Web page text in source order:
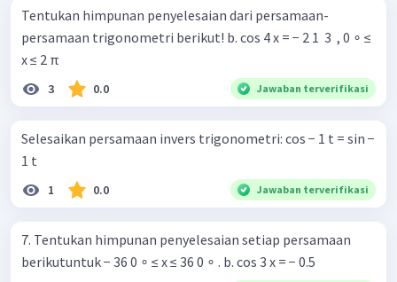
Tentukan himpunan penyelesaian dari persamaan-
persamaan trigonometri berikut! b. cos 4 x = − 2 1 ​ 3 ​ , 0 ∘ ≤
x ≤ 2 π
3 0.0 Jawaban terverifikasi
Selesaikan persamaan invers trigonometri: cos − 1 t = sin −
1 t
1 0.0 Jawaban terverifikasi
7. Tentukan himpunan penyelesaian setiap persamaan
berikutuntuk − 36 0 ∘ ≤ x ≤ 36 0 ∘ . b. cos 3 x = − 0.5